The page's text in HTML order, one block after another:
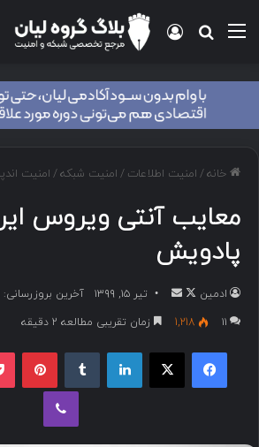
خانه/ امنیت اطلاعات / امنیت شبکه/ امنیت
معایب آنتی ویروس
پادویش
ادمین تیر ۱۵, ۱۳۹۹
آخرین بروزرسانی:
۱۱
1,218 زمان تقریبی مطالعه 2 دقیقه